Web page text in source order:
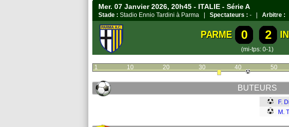
Mer. 07 Janvier 2026, 20h45 - ITALIE - Série A
Stade : Stadio Ennio Tardini à Parma | Spectateurs : - | Arbitre :
PARME 0 2
(mi-tps: 0-1)
1 10 20 30 40 50
BUTEURS
F.
M.